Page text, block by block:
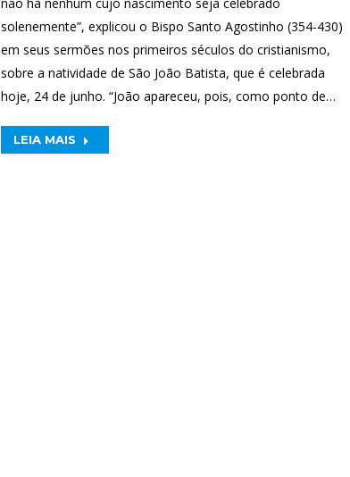
solenemente”, explicou o Bispo Santo Agostinho (354-430)
em seus sermões nos primeiros séculos do cristianismo,
sobre a natividade de São João Batista, que é celebrada
hoje, 24 de junho. “João apareceu, pois, como ponto de…
LEIA MAIS